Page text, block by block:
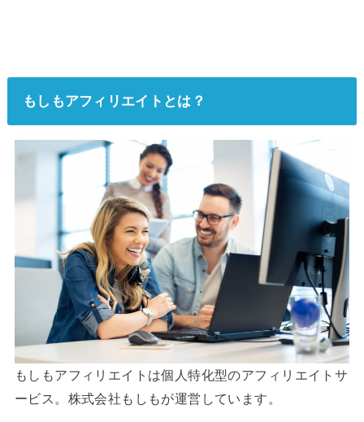
もしもアフィリエイトとは？
もしもアフィリエイトは個人特化型のアフィリエイトサ
ービス。株式会社もしもが運営しています。